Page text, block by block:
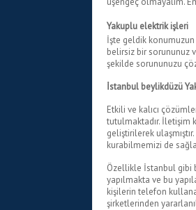
Yakuplu elektrik işleri
İşte geldik
belirsiz bir sorununuz
şekilde sorununuzu
İstanbul beylikdüzü
Etkili ve kalıcı
tutulmaktadır. İletişim
geliştirilerek
kurabilmemizi de
Özellikle İstanbul gibi
yapılmakta ve bu
kişilerin telefon
şirketlerinden